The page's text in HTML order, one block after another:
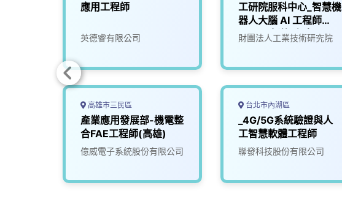
應用工程師
英德睿有限公司
高雄市三民區
產業應用發展部-機電整
合FAE工程師(高雄)
億威電子系統股份有限公司
工研院服科中心_智慧機
器人大腦 AI 工程師
(A000新竹/台南)
財團法人工業技術研究院
台北市內湖區
_4G/5G系統驗證與人
工智慧軟體工程師
聯發科技股份有限公司